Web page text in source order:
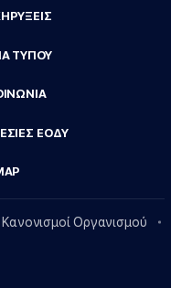
ΤΥΠΟΥ
ΕΟΔΥ
Κανονισμοί Οργανισμού